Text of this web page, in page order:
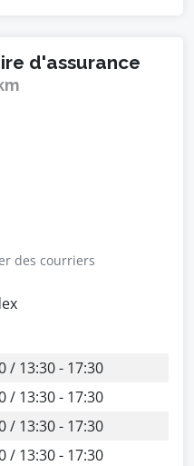
d'assurance
des courriers
/ 13:30 - 17:30
/ 13:30 - 17:30
/ 13:30 - 17:30
/ 13:30 - 17:30